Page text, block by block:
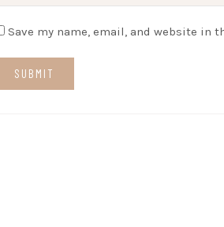
Save my name, email, and website in